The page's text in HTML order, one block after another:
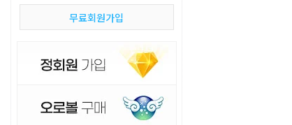
무료회원가입